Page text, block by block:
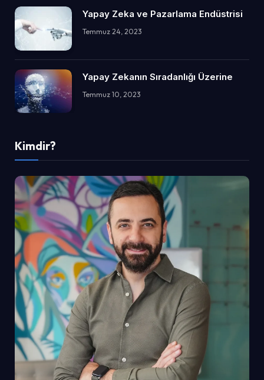
Yapay Zeka ve Pazarlama Endüstrisi
Temmuz 24, 2023
Yapay Zekanın Sıradanlığı Üzerine
Temmuz 10, 2023
Kimdir?